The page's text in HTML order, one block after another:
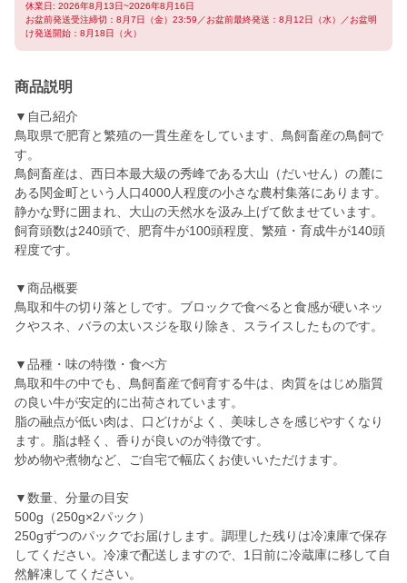
休業日: 2026年8月13日~2026年8月16日
お盆前発送受注締切：8月7日（金）23:59／お盆前最終発送：8月12日（水）／お盆明
け発送開始：8月18日（火）
商品説明
▼自己紹介
鳥取県で肥育と繁殖の一貫生産をしています、鳥飼畜産の鳥飼で
す。
鳥飼畜産は、西日本最大級の秀峰である大山（だいせん）の麓に
ある関金町という人口4000人程度の小さな農村集落にあります。
静かな野に囲まれ、大山の天然水を汲み上げて飲ませています。
飼育頭数は240頭で、肥育牛が100頭程度、繁殖・育成牛が140頭
程度です。
▼商品概要
鳥取和牛の切り落としです。ブロックで食べると食感が硬いネッ
クやスネ、バラの太いスジを取り除き、スライスしたものです。
▼品種・味の特徴・食べ方
鳥取和牛の中でも、鳥飼畜産で飼育する牛は、肉質をはじめ脂質
の良い牛が安定的に出荷されています。
脂の融点が低い肉は、口どけがよく、美味しさを感じやすくなり
ます。脂は軽く、香りが良いのが特徴です。
炒め物や煮物など、ご自宅で幅広くお使いいただけます。
▼数量、分量の目安
500g（250g×2パック）
250gずつのパックでお届けします。調理した残りは冷凍庫で保存
してください。冷凍で配送しますので、1日前に冷蔵庫に移して自
然解凍してください。